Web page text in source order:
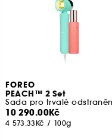
FOREO
PEACH™ 2 Set
10 290.00Kč
4 573.33Kč / 100g